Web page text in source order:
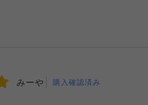
みーや 購入確認済み